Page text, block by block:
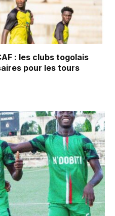
: les clubs togolais
pour les tours